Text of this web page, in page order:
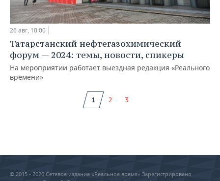
26 авг, 10:00
Татарстанский нефтегазохимический
форум — 2024: темы, новости, спикеры
На мероприятии работает выездная редакция «Реального
времени»
1 2 3
© 2015 - 2026 Сетевое издание «Реальное время» Зарегистрировано